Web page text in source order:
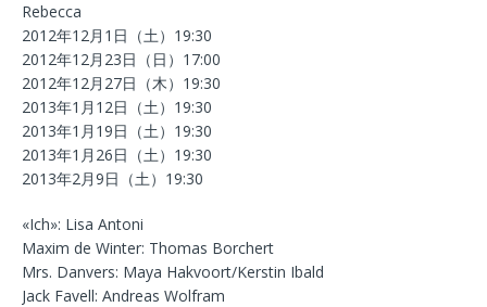
Rebecca
2012年12月1日（土）19:30
2012年12月23日（日）17:00
2012年12月27日（木）19:30
2013年1月12日（土）19:30
2013年1月19日（土）19:30
2013年1月26日（土）19:30
2013年2月9日（土）19:30
«Ich»: Lisa Antoni
Maxim de Winter: Thomas Borchert
Mrs. Danvers: Maya Hakvoort/Kerstin Ibald
Jack Favell: Andreas Wolfram